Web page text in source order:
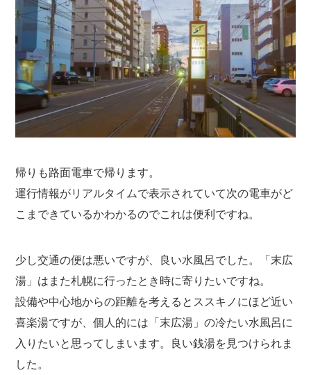
帰りも路面電車で帰ります。
運行情報がリアルタイムで表示されていて次の電車がど
こまできているかわかるのでこれは便利ですね。
少し交通の便は悪いですが、良い水風呂でした。「末広
湯」はまた札幌に行ったとき時に寄りたいですね。
設備や中心地からの距離を考えるとススキノにほど近い
喜楽湯ですが、個人的には「末広湯」の冷たい水風呂に
入りたいと思ってしまいます。良い銭湯を見つけられま
した。